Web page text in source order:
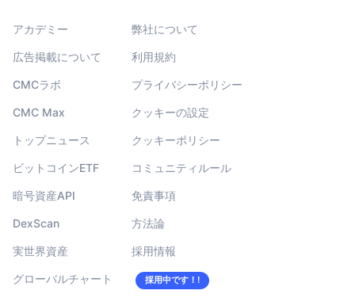
アカデミー
広告掲載について
CMCラボ
CMC Max
トップニュース
ビットコインETF
暗号資産API
DexScan
実世界資産
グローバルチャート
弊社について
利用規約
プライバシーポリシー
クッキーの設定
クッキーポリシー
コミュニティルール
免責事項
方法論
採用情報
採用中です！!